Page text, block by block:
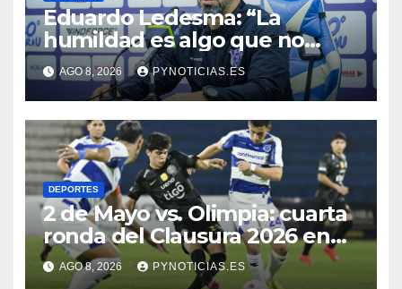
Eduardo Ledesma: “La
humildad es algo que no
tenemos que perder”
AGO 8, 2026 PYNOTICIAS.ES
DEPORTES
2 de Mayo vs. Olimpia: cuarta
ronda del Clausura 2026 en
vivo
AGO 8, 2026 PYNOTICIAS.ES